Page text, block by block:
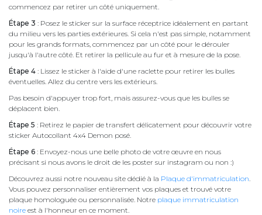
commencez par retirer un côté uniquement.
Étape 3 : Posez le sticker sur la surface réceptrice idéalement en partant
du milieu vers les parties extérieures. Si cela n'est pas simple, notamment
pour les grands formats, commencez par un côté pour le dérouler
jusqu'à l'autre côté. Et retirer la pellicule au fur et à mesure de la pose.
Étape 4 : Lissez le sticker à l'aide d'une raclette pour retirer les bulles
éventuelles. Allez du centre vers les extérieurs.
Pas besoin d'appuyer trop fort, mais assurez-vous que les bulles se
déplacent bien.
Étape 5 : Retirez le papier de transfert délicatement pour découvrir votre
sticker Autocollant 4x4 Demon posé.
Étape 6 : Envoyez-nous une belle photo de votre œuvre en nous
précisant si nous avons le droit de les poster sur instagram ou non :)
Découvrez aussi notre nouveau site dédié à la Plaque d'immatriculation.
Vous pouvez personnaliser entièrement vos plaques et trouvé votre
plaque homologuée ou personnalisée. Notre plaque immatriculation
noire est à l'honneur en ce moment.